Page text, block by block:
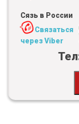
Сязь в России
Связаться
через Viber